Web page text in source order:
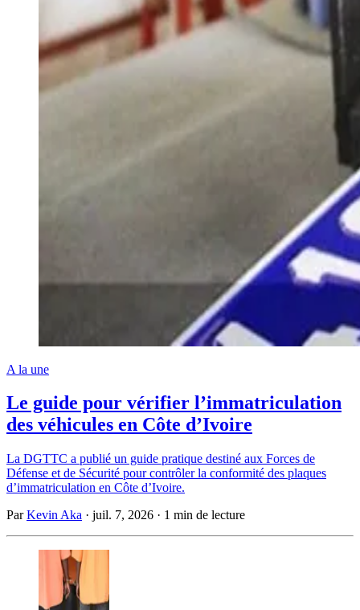
A la une
Le guide pour vérifier l’immatriculation
des véhicules en Côte d’Ivoire
La DGTTC a publié un guide pratique destiné aux Forces de
Défense et de Sécurité pour contrôler la conformité des plaques
d’immatriculation en Côte d’Ivoire.
ParKevin Aka · juil. 7, 2026 · 1 min de lecture